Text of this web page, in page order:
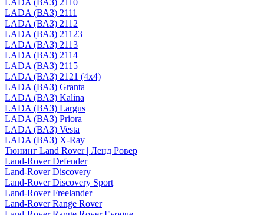
LADA (ВАЗ) 2110
LADA (ВАЗ) 2111
LADA (ВАЗ) 2112
LADA (ВАЗ) 21123
LADA (ВАЗ) 2113
LADA (ВАЗ) 2114
LADA (ВАЗ) 2115
LADA (ВАЗ) 2121 (4x4)
LADA (ВАЗ) Granta
LADA (ВАЗ) Kalina
LADA (ВАЗ) Largus
LADA (ВАЗ) Priora
LADA (ВАЗ) Vesta
LADA (ВАЗ) X-Ray
Тюнинг Land Rover | Ленд Ровер
Land-Rover Defender
Land-Rover Discovery
Land-Rover Discovery Sport
Land-Rover Freelander
Land-Rover Range Rover